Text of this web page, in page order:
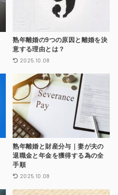
熟年離婚の9つの原因と離婚を決
意する理由とは？
2025.10.08
熟年離婚と財産分与｜妻が夫の
退職金と年金を獲得する為の全
手順
2025.10.08